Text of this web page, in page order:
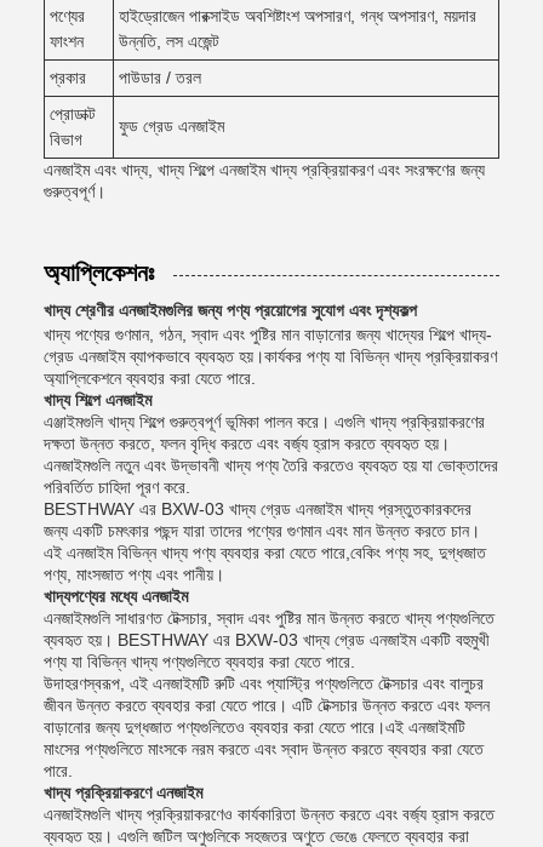
পণ্যের
ফাংশন
হাইড্রোজেন পারক্সাইড অবশিষ্টাংশ অপসারণ, গন্ধ অপসারণ, ময়দার
উন্নতি, লস এজেন্ট
প্রকার
পাউডার / তরল
প্রোডাক্ট
বিভাগ
ফুড গ্রেড এনজাইম
এনজাইম এবং খাদ্য, খাদ্য শিল্পে এনজাইম খাদ্য প্রক্রিয়াকরণ এবং সংরক্ষণের জন্য
গুরুত্বপূর্ণ।
অ্যাপ্লিকেশনঃ
খাদ্য শ্রেণীর এনজাইমগুলির জন্য পণ্য প্রয়োগের সুযোগ এবং দৃশ্যকল্প
খাদ্য পণ্যের গুণমান, গঠন, স্বাদ এবং পুষ্টির মান বাড়ানোর জন্য খাদ্যের শিল্পে খাদ্য-
গ্রেড এনজাইম ব্যাপকভাবে ব্যবহৃত হয়।কার্যকর পণ্য যা বিভিন্ন খাদ্য প্রক্রিয়াকরণ
অ্যাপ্লিকেশনে ব্যবহার করা যেতে পারে.
খাদ্য শিল্পে এনজাইম
এঞ্জাইমগুলি খাদ্য শিল্পে গুরুত্বপূর্ণ ভূমিকা পালন করে। এগুলি খাদ্য প্রক্রিয়াকরণের
দক্ষতা উন্নত করতে, ফলন বৃদ্ধি করতে এবং বর্জ্য হ্রাস করতে ব্যবহৃত হয়।
এনজাইমগুলি নতুন এবং উদ্ভাবনী খাদ্য পণ্য তৈরি করতেও ব্যবহৃত হয় যা ভোক্তাদের
পরিবর্তিত চাহিদা পূরণ করে.
BESTHWAY এর BXW-03 খাদ্য গ্রেড এনজাইম খাদ্য প্রস্তুতকারকদের
জন্য একটি চমৎকার পছন্দ যারা তাদের পণ্যের গুণমান এবং মান উন্নত করতে চান।
এই এনজাইম বিভিন্ন খাদ্য পণ্য ব্যবহার করা যেতে পারে,বেকিং পণ্য সহ, দুগ্ধজাত
পণ্য, মাংসজাত পণ্য এবং পানীয়।
খাদ্যপণ্যের মধ্যে এনজাইম
এনজাইমগুলি সাধারণত টেক্সচার, স্বাদ এবং পুষ্টির মান উন্নত করতে খাদ্য পণ্যগুলিতে
ব্যবহৃত হয়। BESTHWAY এর BXW-03 খাদ্য গ্রেড এনজাইম একটি বহুমুখী
পণ্য যা বিভিন্ন খাদ্য পণ্যগুলিতে ব্যবহার করা যেতে পারে.
উদাহরণস্বরূপ, এই এনজাইমটি রুটি এবং প্যাস্ট্রি পণ্যগুলিতে টেক্সচার এবং বালুচর
জীবন উন্নত করতে ব্যবহার করা যেতে পারে। এটি টেক্সচার উন্নত করতে এবং ফলন
বাড়ানোর জন্য দুগ্ধজাত পণ্যগুলিতেও ব্যবহার করা যেতে পারে।এই এনজাইমটি
মাংসের পণ্যগুলিতে মাংসকে নরম করতে এবং স্বাদ উন্নত করতে ব্যবহার করা যেতে
পারে.
খাদ্য প্রক্রিয়াকরণে এনজাইম
এনজাইমগুলি খাদ্য প্রক্রিয়াকরণেও কার্যকারিতা উন্নত করতে এবং বর্জ্য হ্রাস করতে
ব্যবহৃত হয়। এগুলি জটিল অণুগুলিকে সহজতর অণুতে ভেঙে ফেলতে ব্যবহার করা